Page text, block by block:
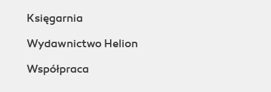
Księgarnia
Wydawnictwo Helion
Współpraca